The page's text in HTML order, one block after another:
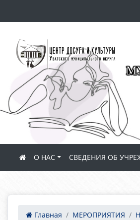
О НАС СВЕДЕНИЯ ОБ
Главная МЕРОПРИЯТИЯ